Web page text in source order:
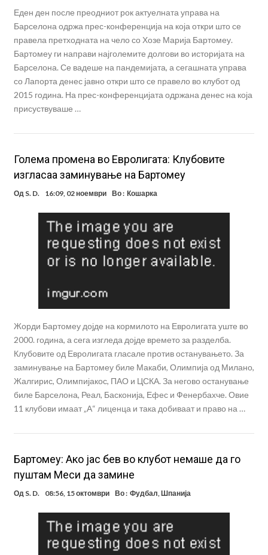
Еден ден после преодниот рок актуелната управа на
Барселона одржа прес-конференција на која откри што се
правела претходната на чело со Хозе Марија Бартомеу.
Бартомеу ги направи најголемите долгови во историјата на
Барселона. Се вадеше на пандемијата, а сегашната управа
со Лапорта денес јавно откри што се правело во клубот од
2015 година. На прес-конференцијата одржана денес на која
присуствуваше …
Голема промена во Евролигата: Клубовите
изгласаа заминување на Бартомеу
Од S. D. 16:09, 02 ноември Во : Кошарка
Жорди Бартомеу дојде на кормилото на Евролигата уште во
2000. година, а сега изгледа дојде времето за разделба.
Клубовите од Евролигата гласале против останувањето. За
заминување на Бартомеу биле Макаби, Олимпија од Милано,
Жалгирис, Олимпијакос, ПАО и ЦСКА. За негово останување
биле Барселона, Реал, Басконија, Ефес и Фенербахче. Овие
11 клубови имаат „А“ лиценца и така добиваат и право на …
Бартомеу: Ако јас бев во клубот немаше да го
пуштам Меси да замине
Од S. D. 08:56, 15 октомври Во : Фудбал,Шпанија